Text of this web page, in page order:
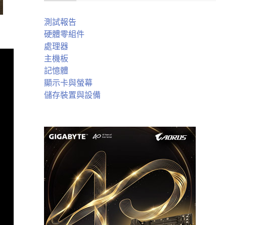
測試報告
硬體零組件
處理器
主機板
記憶體
顯示卡與螢幕
儲存裝置與設備